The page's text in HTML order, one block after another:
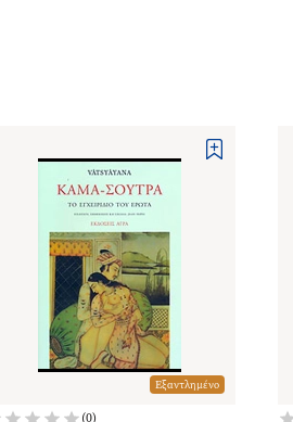
Εξαντλημένο
(0)